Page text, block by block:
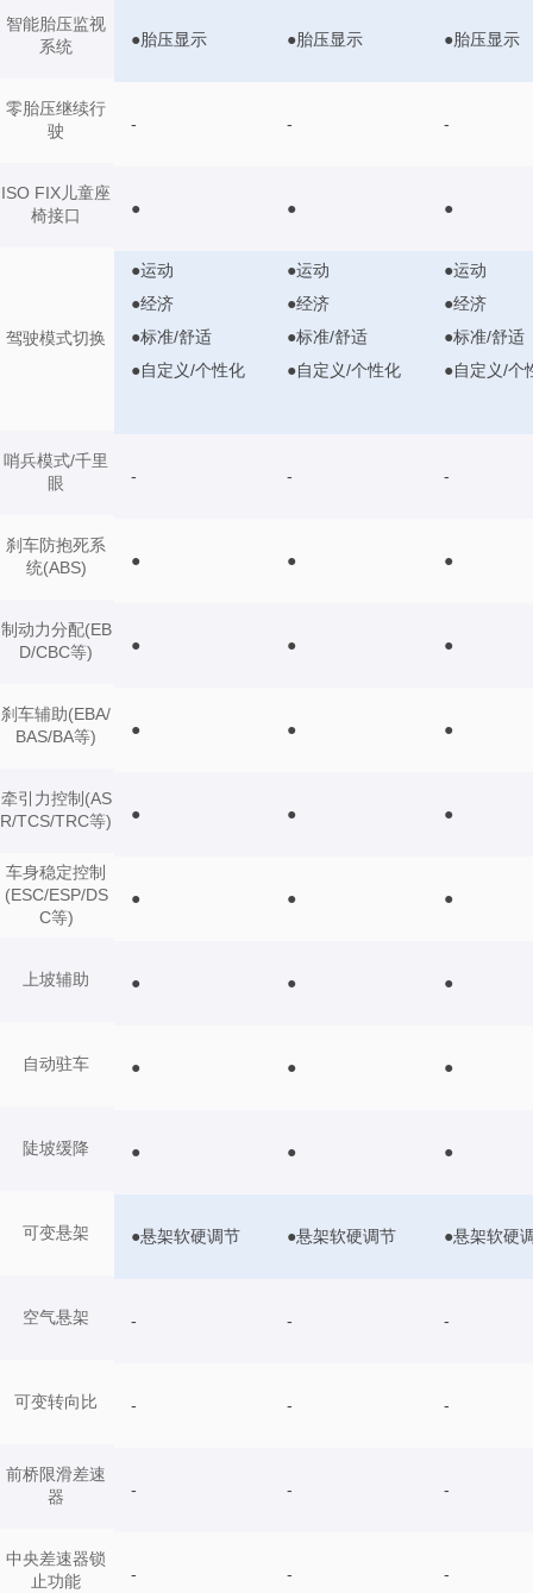
智能胎压监视
系统
零胎压继续行
驶
ISO FIX儿童座
椅接口
驾驶模式切换
哨兵模式/千里
眼
刹车防抱死系
统(ABS)
制动力分配(EB
D/CBC等)
刹车辅助(EBA/
BAS/BA等)
牵引力控制(AS
R/TCS/TRC等)
车身稳定控制
(ESC/ESP/DS
C等)
上坡辅助
自动驻车
陡坡缓降
可变悬架
空气悬架
可变转向比
前桥限滑差速
器
中央差速器锁
止功能
●胎压显示 ●胎压显示 ●胎压显示
- - -
● ● ●
●运动
●经济
●标准/舒适
●自定义/个性化
●运动
●经济
●标准/舒适
●自定义/个性化
●运动
●经济
●标准/舒适
●自定义/个
- - -
● ● ●
● ● ●
● ● ●
● ● ●
● ● ●
● ● ●
● ● ●
● ● ●
●悬架软硬调节 ●悬架软硬调节 ●悬架软硬
- - -
- - -
- - -
- - -